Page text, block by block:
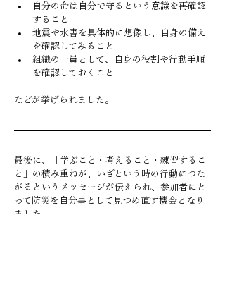
自分の命は自分で守るという意識を再確認
すること
地震や水害を具体的に想像し、自身の備え
を確認してみること
組織の一員として、自身の役割や行動手順
を確認しておくこと
などが挙げられました。
最後に、「学ぶこと・考えること・練習するこ
と」の積み重ねが、いざという時の行動につな
がるというメッセージが伝えられ、参加者にと
って防災を自分事として見つめ直す機会となり
ました。